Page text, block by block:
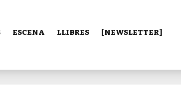
ESCENA LLIBRES [NEWSLETTER]